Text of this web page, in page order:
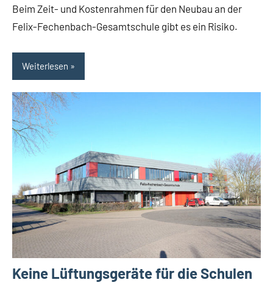
Beim Zeit- und Kostenrahmen für den Neubau an der
Felix-Fechenbach-Gesamtschule gibt es ein Risiko.
Weiterlesen
Keine Lüftungsgeräte für die Schulen